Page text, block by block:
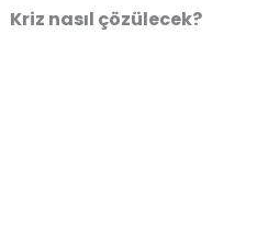
Kriz nasıl çözülecek?